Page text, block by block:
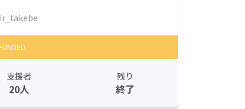
FUNDED
支援者
20人
残り
終了